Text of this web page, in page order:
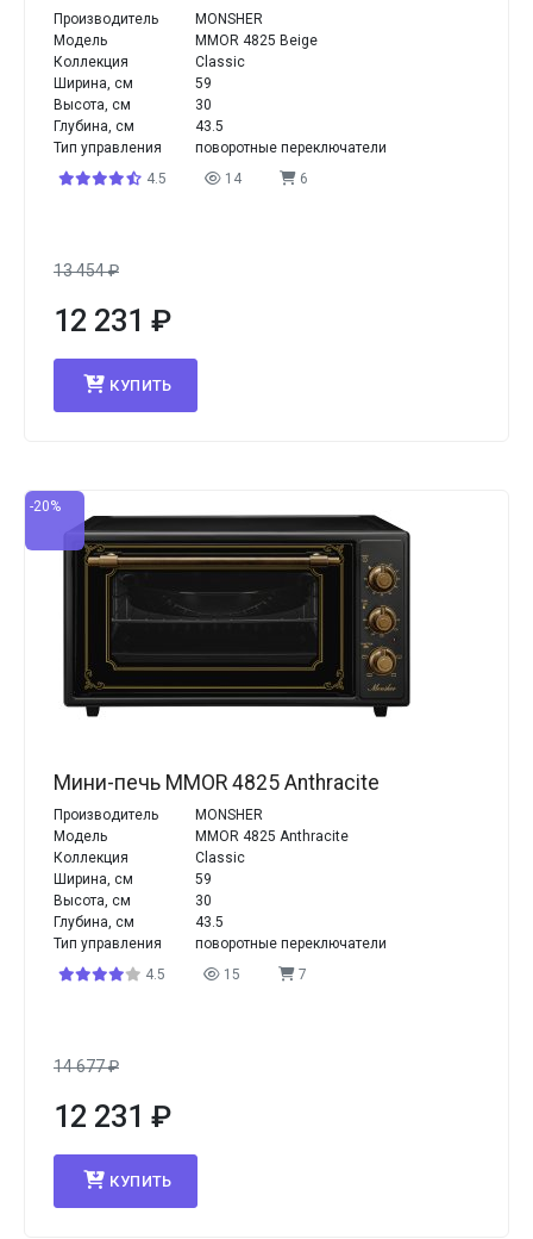
Производитель
MONSHER
Модель
MMOR 4825 Beige
Коллекция
Classic
Ширина, см
59
Высота, см
30
Глубина, см
43.5
Тип управления
поворотные переключатели
4.5
14 6
13 454₽
12 231 ₽
КУПИТЬ
-20%
Мини-печь MMOR 4825 Anthracite
Производитель
MONSHER
Модель
MMOR 4825 Anthracite
Коллекция
Classic
Ширина, см
59
Высота, см
30
Глубина, см
43.5
Тип управления
поворотные переключатели
4.5
15 7
14 677₽
12 231 ₽
КУПИТЬ